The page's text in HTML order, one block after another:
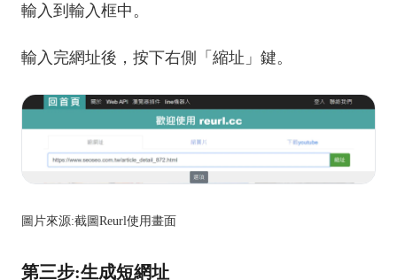
輸入到輸入框中。
輸入完網址後，按下右側「縮址」鍵。
圖片來源:截圖Reurl使用畫面
第三步:生成短網址